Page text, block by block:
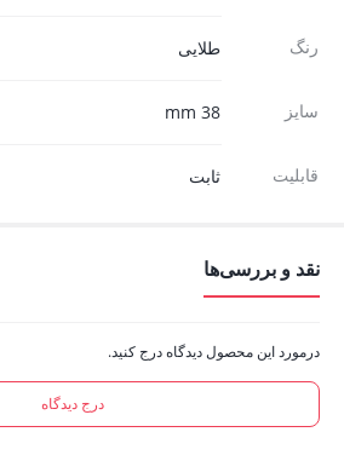
رنگ طلایی
سایز 38 mm
قابلیت ثابت
نقد و بررسی‌ها
درمورد این محصول دیدگاه درج کنید.
درج دیدگاه